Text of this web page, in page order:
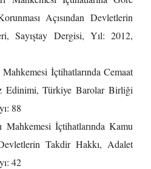
Açısından Devletlerin
Sayıştay Dergisi, Yıl: 2012,
İçtihatlarında Cemaat
Edinimi, Türkiye Barolar Birliği
88
Mahkemesi İçtihatlarında Kamu
Takdir Hakkı, Adalet
42